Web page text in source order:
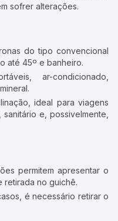
sofrer alterações.
do tipo convencional
até 45º e banheiro.
ar-condicionado,
ideal para viagens
e, possivelmente,
permitem apresentar o
retirada no guichê.
é necessário retirar o